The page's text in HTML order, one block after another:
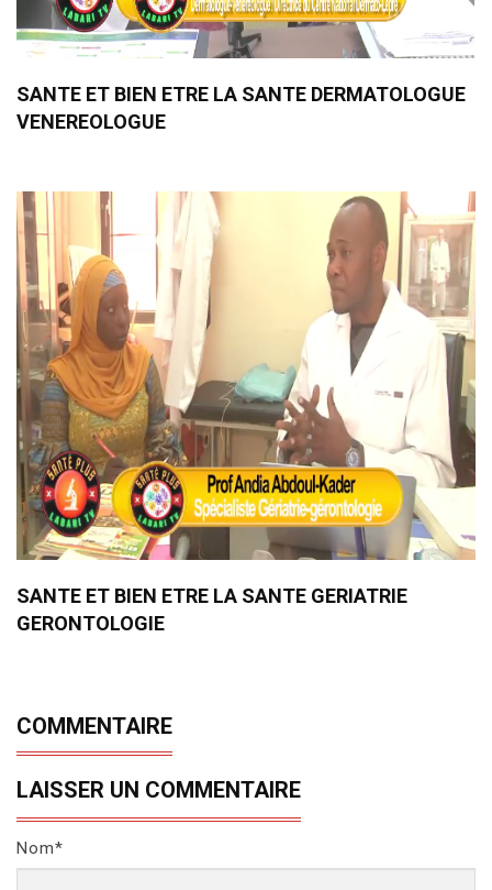
SANTE ET BIEN ETRE LA SANTE DERMATOLOGUE
VENEREOLOGUE
SANTE ET BIEN ETRE LA SANTE GERIATRIE
GERONTOLOGIE
COMMENTAIRE
LAISSER UN COMMENTAIRE
Nom*